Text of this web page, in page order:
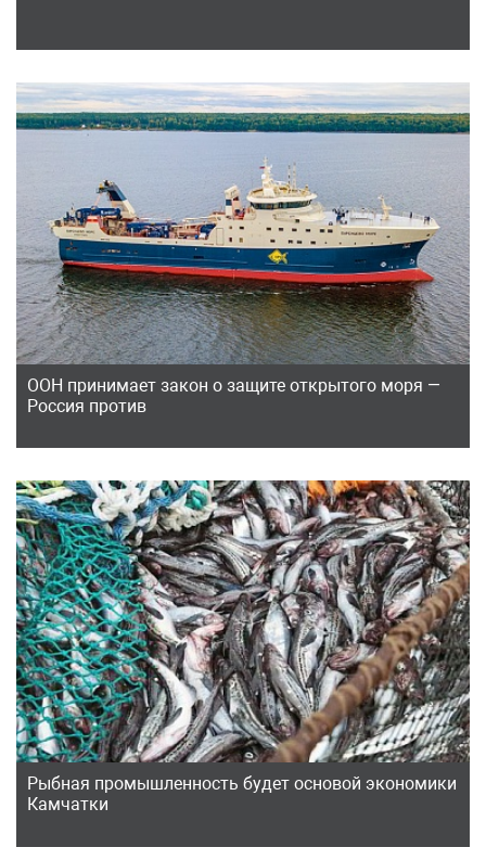
ООН принимает закон о защите открытого моря —
Россия против
Рыбная промышленность будет основой экономики
Камчатки